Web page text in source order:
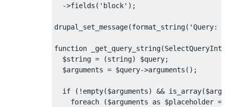
->fields ( 'block' );
drupal_set_message(format_string( 'Query:
function _get_query_string(
  $string
= (string) $query;
  $arguments
= $query->arguments ();
if (! empty($arguments) && is_array(
foreach
($arguments as $placeholder =>